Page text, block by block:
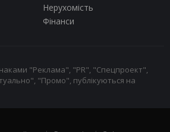
Нерухомість
Фінанси
"Реклама", "PR", "Спецпроект",
"Промо", публікуються на